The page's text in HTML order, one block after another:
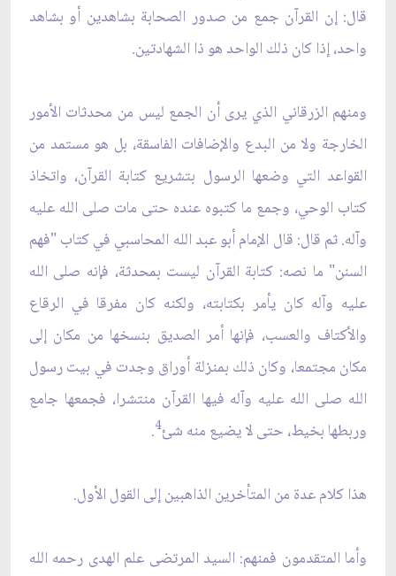
قال: إن القرآن جمع من صدور الصحابة بشاهدين أو بشاهد
واحد، إذا كان ذلك الواحد هو ذا الشهادتين.
ومنهم الزرقاني الذي يرى أن الجمع ليس من محدثات الأمور
الخارجة ولا من البدع والإضافات الفاسقة، بل هو مستمد من
القواعد التي وضعها الرسول بتشريع كتابة القرآن، واتخاذ
كتاب الوحي، وجمع ما كتبوه عنده حتى مات صلى الله عليه
وآله. ثم قال: قال الإمام أبو عبد الله المحاسبي في كتاب "فهم
السنن" ما نصه: كتابة القرآن ليست بمحدثة، فإنه صلى الله
عليه وآله كان يأمر بكتابته، ولكنه كان مفرقا في الرقاع
والأكتاف والعسب، فإنها أمر الصديق بنسخها من مكان إلى
مكان مجتمعا، وكان ذلك بمنزلة أوراق وجدت في بيت رسول
الله صلى الله عليه وآله فيها القرآن منتشرا، فجمعها جامع
وربطها بخيط، حتى لا يضيع منه شئ4
.
هذا كلام عدة من المتأخرين الذاهبين إلى القول الأول.
وأما المتقدمون فمنهم: السيد المرتضى علم الهدى رحمه الله